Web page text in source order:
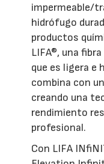
impermeable/
hidrófugo
productos
LIFA®, una
que es ligera e
combina con
creando una
rendimiento
profesional.
Con LIFA